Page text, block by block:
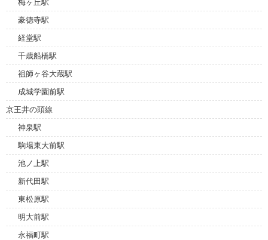
梅ヶ丘駅
豪徳寺駅
経堂駅
千歳船橋駅
祖師ヶ谷大蔵駅
成城学園前駅
京王井の頭線
神泉駅
駒場東大前駅
池ノ上駅
新代田駅
東松原駅
明大前駅
永福町駅